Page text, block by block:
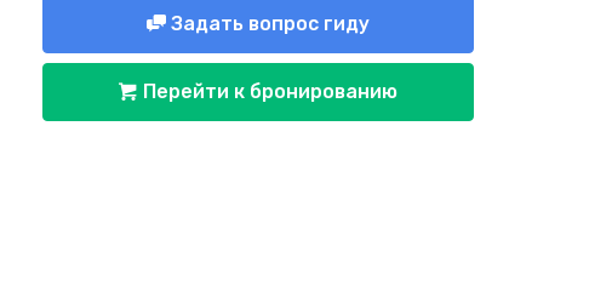
Задать вопрос гиду
Перейти к бронированию